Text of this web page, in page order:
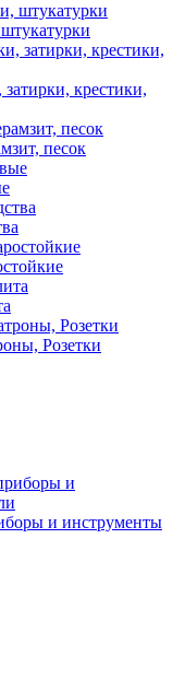
крестики,
песок
Розетки
и инструменты